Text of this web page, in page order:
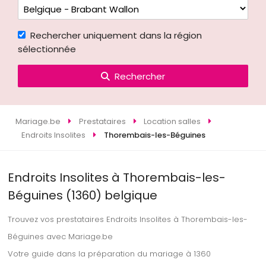
Rechercher uniquement dans la région
sélectionnée
Rechercher
Mariage.be Prestataires
Location salles
Endroits Insolites
Thorembais-les-Béguines
Endroits Insolites à Thorembais-les-
Béguines (1360) belgique
Trouvez vos prestataires Endroits Insolites à Thorembais-les-
Béguines avec Mariage.be
Votre guide dans la préparation du mariage à 1360